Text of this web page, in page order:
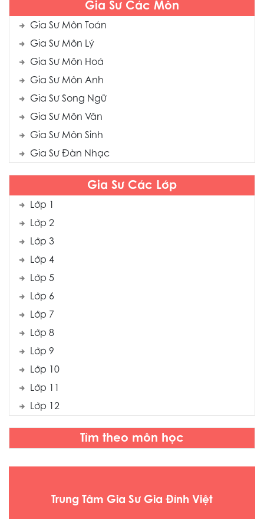
Gia Sư Các Môn
Gia Sư Môn Toán
Gia Sư Môn Lý
Gia Sư Môn Hoá
Gia Sư Môn Anh
Gia Sư Song Ngữ
Gia Sư Môn Văn
Gia Sư Môn Sinh
Gia Sư Đàn Nhạc
Gia Sư Các Lớp
Lớp 1
Lớp 2
Lớp 3
Lớp 4
Lớp 5
Lớp 6
Lớp 7
Lớp 8
Lớp 9
Lớp 10
Lớp 11
Lớp 12
Tìm theo môn học
Trung Tâm Gia Sư Gia Đình Việt